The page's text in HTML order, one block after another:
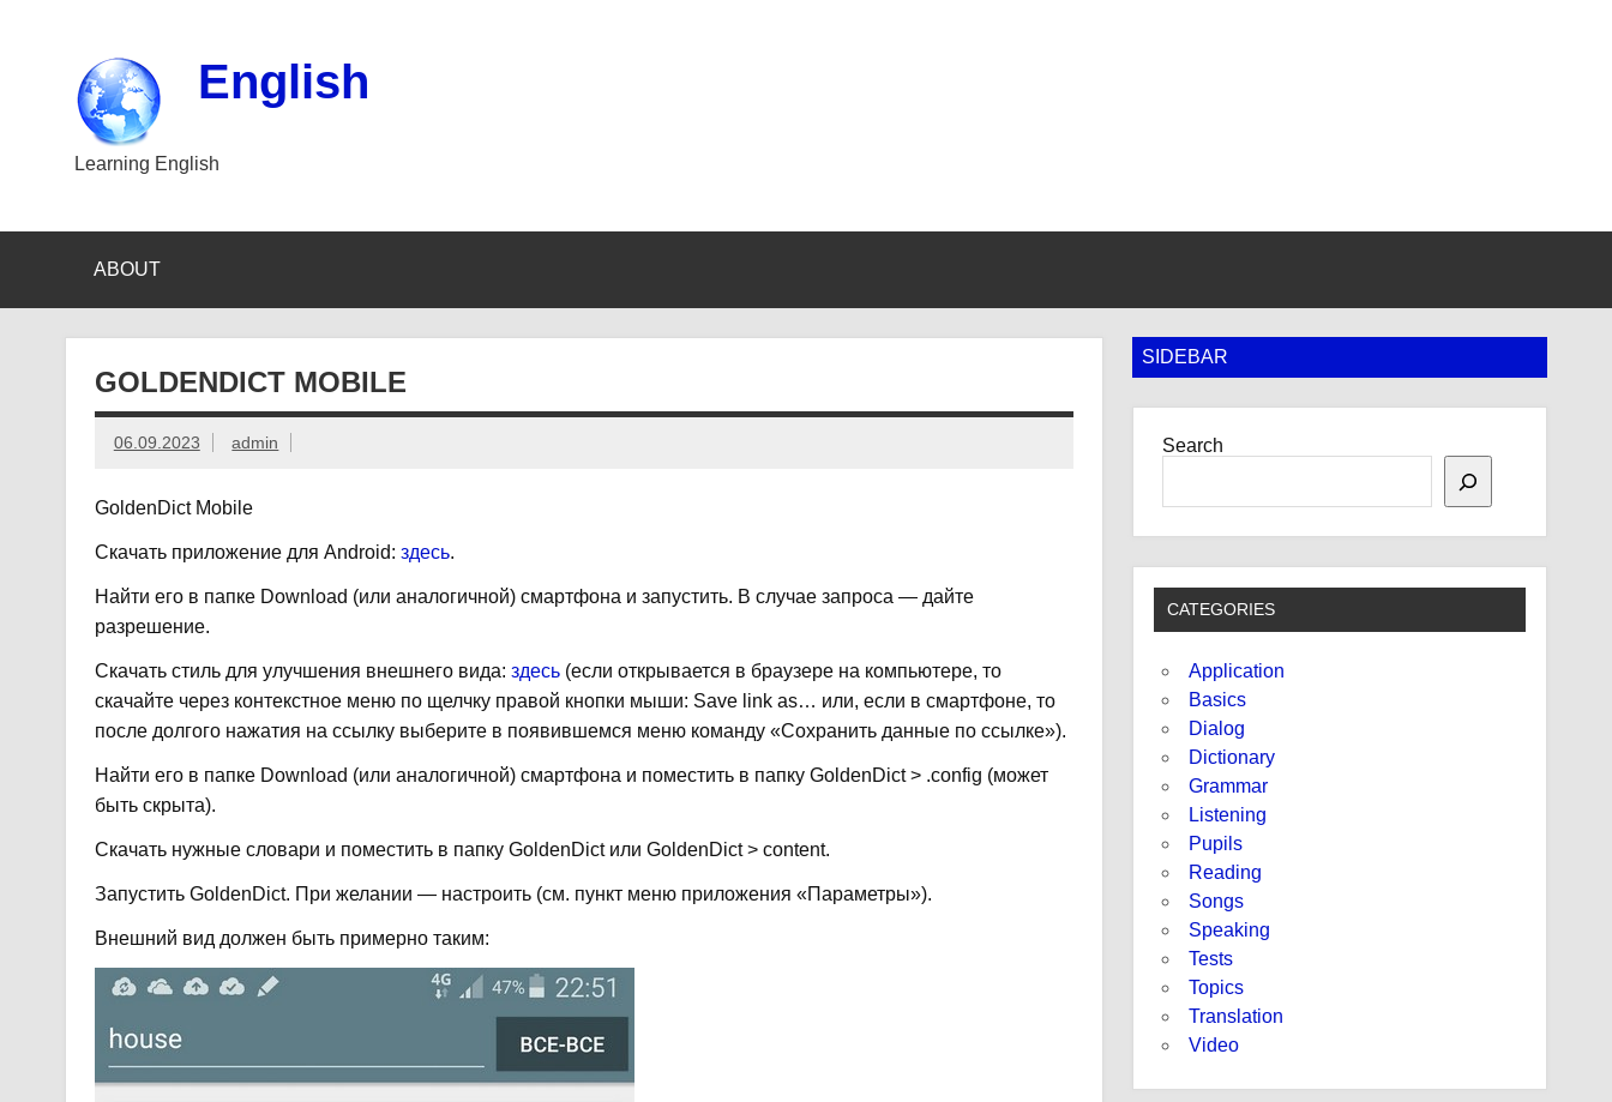
English
Learning English
ABOUT
GOLDENDICT MOBILE
06.09.2023 admin
GoldenDict Mobile
Скачать приложение для Android: здесь.
Найти его в папке Download (или аналогичной) смартфона и запустить. В случае запроса — дайте
разрешение.
Скачать стиль для улучшения внешнего вида: здесь(если открывается в браузере на компьютере, то
скачайте через контекстное меню по щелчку правой кнопки мыши: Save link as… или, если в смартфоне, то
после долгого нажатия на ссылку выберите в появившемся меню команду «Сохранить данные по ссылке»).
Найти его в папке Download (или аналогичной) смартфона и поместить в папку GoldenDict > .config (может
быть скрыта).
Скачать нужные словари и поместить в папку GoldenDict или GoldenDict > content.
Запустить GoldenDict. При желании — настроить (см. пункт меню приложения «Параметры»).
Внешний вид должен быть примерно таким:
SIDEBAR
Search
CATEGORIES
Application
Basics
Dialog
Dictionary
Grammar
Listening
Pupils
Reading
Songs
Speaking
Tests
Topics
Translation
Video